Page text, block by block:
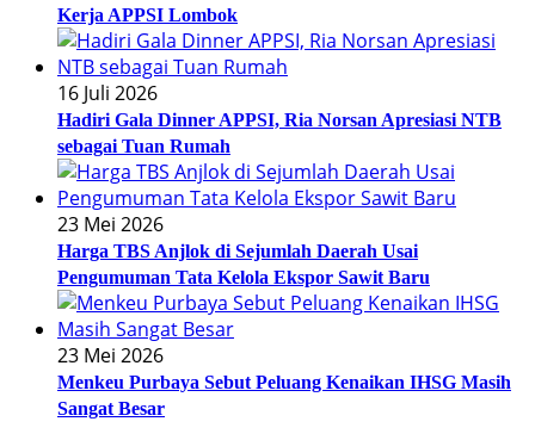
Kerja APPSI Lombok
16 Juli 2026
Hadiri Gala Dinner APPSI, Ria Norsan Apresiasi NTB
sebagai Tuan Rumah
23 Mei 2026
Harga TBS Anjlok di Sejumlah Daerah Usai
Pengumuman Tata Kelola Ekspor Sawit Baru
23 Mei 2026
Menkeu Purbaya Sebut Peluang Kenaikan IHSG Masih
Sangat Besar